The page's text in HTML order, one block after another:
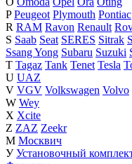
P Peugeot Plymouth Pontiac
R RAM Ravon Renault
S Saab Seat SERES Sitrak
Ssang Yong Subaru Suzuki
T Tagaz Tank Tenet Tesla
U UAZ
V VGV Volkswagen Volvo
W Wey
X Xcite
Z ZAZ Zeekr
М Москвич
У Установочный